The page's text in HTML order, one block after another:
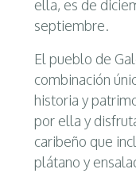
ella, es de
septiembre.
El pueblo de
combinación
historia y
por ella y
caribeño que
plátano y